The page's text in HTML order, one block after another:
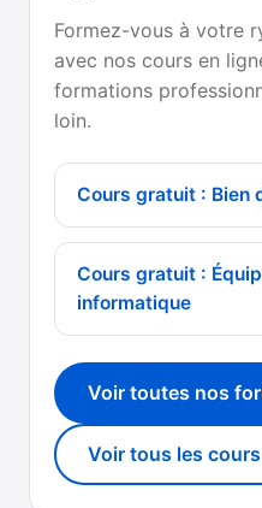
Formez-vous à votre
avec nos cours en
formations
loin.
Cours gratuit : Bien
Cours gratuit :
informatique
Voir toutes nos
Voir tous les